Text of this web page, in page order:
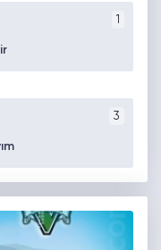
1
3